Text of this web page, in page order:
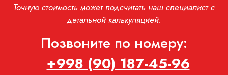
Точную стоимость может подсчитать наш специалист с
детальной калькуляцией.
Позвоните по номеру:
+998 (90) 187-45-96